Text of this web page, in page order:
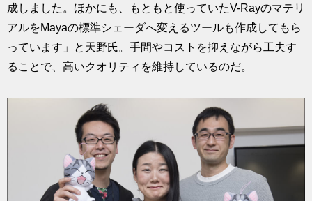
成しました。ほかにも、もともと使っていたV-Rayのマテリ
アルをMayaの標準シェーダへ変えるツールも作成してもら
っています」と天野氏。手間やコストを抑えながら工夫す
ることで、高いクオリティを維持しているのだ。